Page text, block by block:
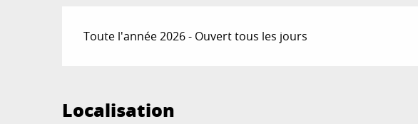
Toute l'année 2026 - Ouvert tous les jours
Localisation